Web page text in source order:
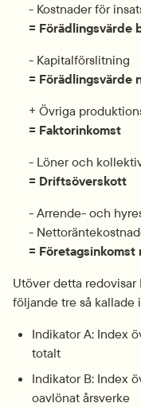
- Kostnader för
= Förädlingsvärde
- Kapitalförslitning
= Förädlingsvärde
+ Övriga
= Faktorinkomst
- Löner och
= Driftsöverskott
- Arrende- och
-
= Företagsinkomst
Utöver detta
följande tre så kallade
Indikator A: Index
totalt
Indikator B: Index
oavlönat årsverke